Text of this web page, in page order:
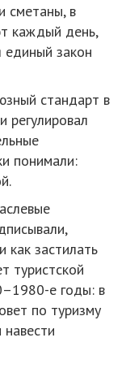
сметаны, в
каждый день,
единый закон
стандарт в
понимали:
как застилать
туристской
е годы: в
по туризму